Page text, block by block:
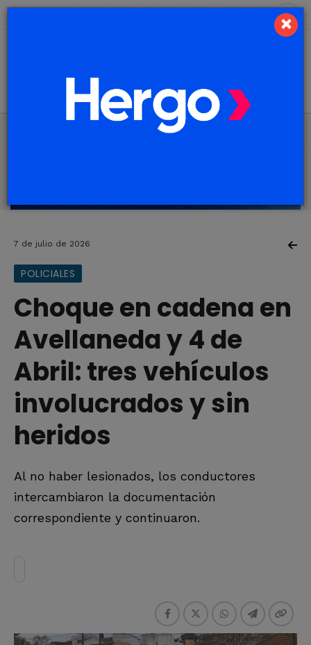
7 de julio de 2026
POLICIALES
Choque en cadena en
Avellaneda y 4 de
Abril: tres vehículos
involucrados y sin
heridos
Al no haber lesionados, los conductores
intercambiaron la documentación
correspondiente y continuaron.
×